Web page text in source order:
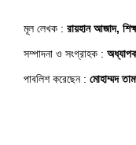
মূল লেখক : রায়হান আজাদ,
সম্পাদনা ও সংগ্রাহক :
পাবলিশ করেছেন : মোহাম্মদ